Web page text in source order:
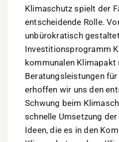
Klimaschutz spielt der
entscheidende Rolle.
unbürokratisch
Investitionsprogramm
kommunalen Klimapakt
Beratungsleistungen
erhoffen wir uns den
Schwung beim
schnelle Umsetzung
Ideen, die es in den